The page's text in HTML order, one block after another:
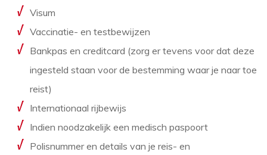
Visum
Vaccinatie- en testbewijzen
Bankpas en creditcard (zorg er tevens voor dat deze
ingesteld staan voor de bestemming waar je naar toe
reist)
Internationaal rijbewijs
Indien noodzakelijk een medisch paspoort
Polisnummer en details van je reis- en